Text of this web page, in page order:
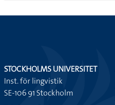
STOCKHOLMS UNIVERSITET
Inst. för lingvistik
SE-106 91 Stockholm